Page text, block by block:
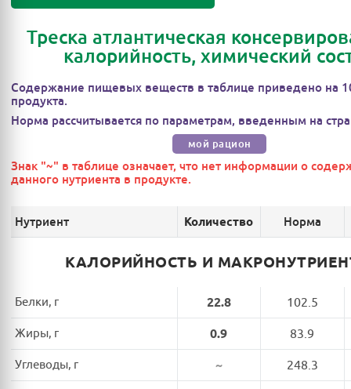
Треска атлантическая
калорийность, химический
Содержание пищевых веществ в таблице приведено на
продукта.
Норма рассчитывается по параметрам, введенным на
мой рацион
Знак "~" в таблице означает, что нет информации о
данного нутриента в продукте.
Нутриент Количество Норма
КАЛОРИЙНОСТЬ И
Белки, г 22.8 102.5
Жиры, г 0.9 83.9
Углеводы, г ~ 248.3